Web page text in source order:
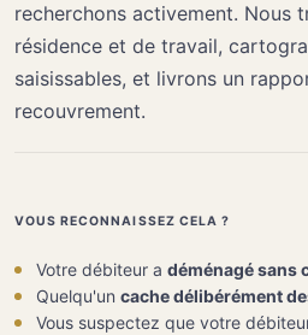
recherchons activement. Nous
résidence et de travail,
saisissables, et livrons un
recouvrement.
VOUS RECONNAISSEZ CELA ?
Votre débiteur adéménagé sans
Quelqu'uncache délibérément
Vous suspectez que votre